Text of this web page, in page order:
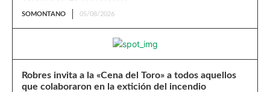
SOMONTANO 05/08/2026
Robres invita a la «Cena del Toro» a todos aquellos
que colaboraron en la extición del incendio